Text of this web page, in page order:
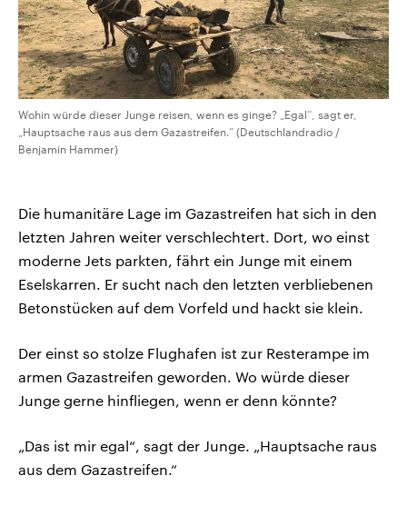
Wohin würde dieser Junge reisen, wenn es ginge? „Egal“, sagt er,
„Hauptsache raus aus dem Gazastreifen.“ (Deutschlandradio /
Benjamin Hammer)
Die humanitäre Lage im Gazastreifen hat sich in den
letzten Jahren weiter verschlechtert. Dort, wo einst
moderne Jets parkten, fährt ein Junge mit einem
Eselskarren. Er sucht nach den letzten verbliebenen
Betonstücken auf dem Vorfeld und hackt sie klein.
Der einst so stolze Flughafen ist zur Resterampe im
armen Gazastreifen geworden. Wo würde dieser
Junge gerne hinfliegen, wenn er denn könnte?
„Das ist mir egal“, sagt der Junge. „Hauptsache raus
aus dem Gazastreifen.“